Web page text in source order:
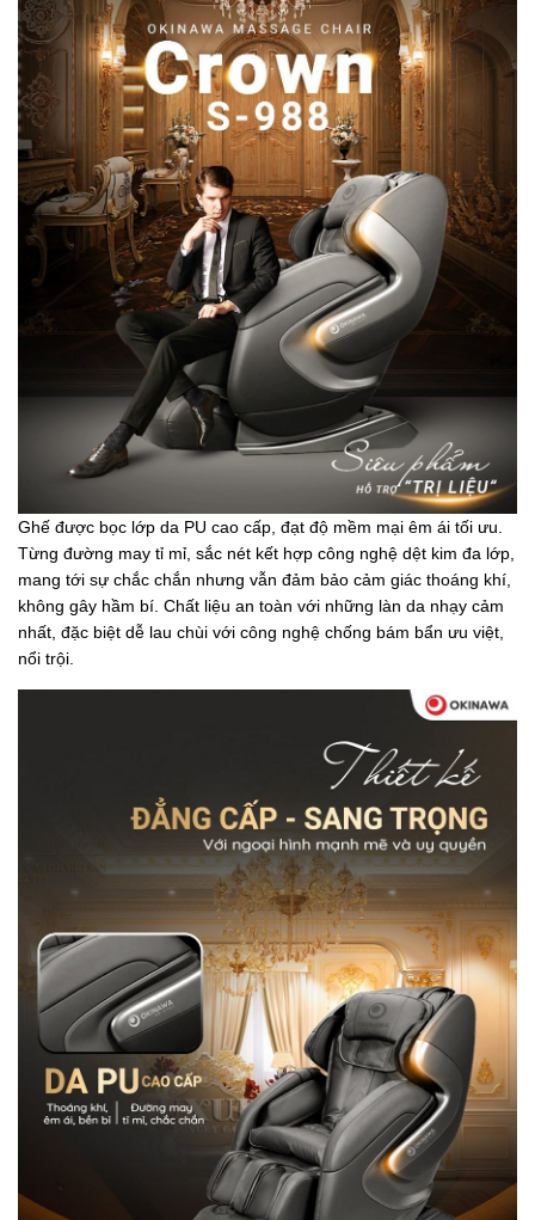
Ghế được bọc lớp da PU cao cấp, đạt độ mềm mại êm ái tối ưu.
Từng đường may tỉ mỉ, sắc nét kết hợp công nghệ dệt kim đa lớp,
mang tới sự chắc chắn nhưng vẫn đảm bảo cảm giác thoáng khí,
không gây hầm bí. Chất liệu an toàn với những làn da nhạy cảm
nhất, đặc biệt dễ lau chùi với công nghệ chống bám bẩn ưu việt,
nổi trội.